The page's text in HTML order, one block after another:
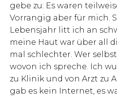
gebe zu: Es waren
Vorrangig aber für mich.
Lebensjahr litt ich an
meine Haut war über all
mal schlechter. Wer
wovon ich spreche. Ich
zu Klinik und von Arzt zu
gab es kein Internet, es